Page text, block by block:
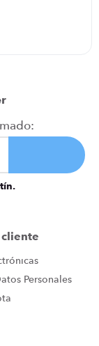
cliente
Personales